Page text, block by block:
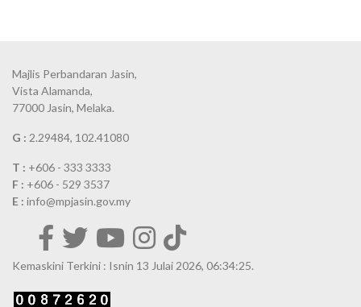
Majlis Perbandaran Jasin,
Vista Alamanda,
77000 Jasin, Melaka.
G : 2.29484, 102.41080
T : +606 - 333 3333
F : +606 - 529 3537
E : info@mpjasin.gov.my
Kemaskini Terkini : Isnin 13 Julai 2026, 06:34:25.